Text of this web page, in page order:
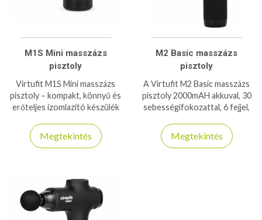
M1S Mini masszázs
pisztoly
Virtufit M1S Mini masszázs
pisztoly – kompakt, könnyű és
erőteljes izomlazító készülék
gyors regenerációhoz.
Megtekintés
M2 Basic masszázs
pisztoly
A Virtufit M2 Basic masszázs
pisztoly 2000mAH akkuval, 30
sebességifokozattal, 6 fejjel,
kényeztesse Önt egy hosszú
nap, vagy fárasztó edzés után!
Megtekintés